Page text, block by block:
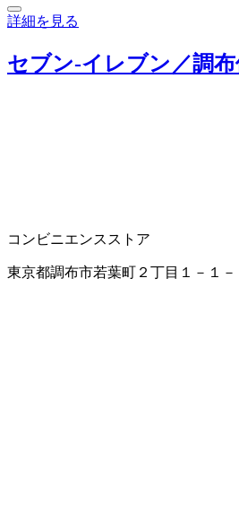
詳細を見る
セブン‐イレブン／調
コンビニエンスストア
東京都調布市若葉町２丁目１－１－